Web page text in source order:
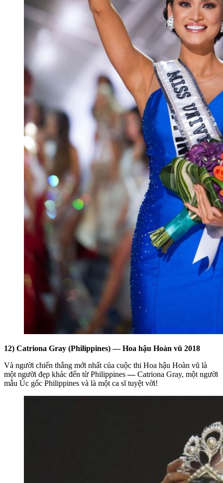
12) Catriona Gray (Philippines) — Hoa hậu Hoàn vũ 2018
Và người chiến thắng mới nhất của cuộc thi Hoa hậu Hoàn vũ là
một người đẹp khác đến từ Philippines—Catriona Gray, một người
mẫu Úc gốc Philippines và là một ca sĩ tuyệt vời!